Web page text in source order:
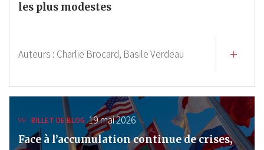
les plus modestes
Auteurs : Charlie Brocard, Basile Verdeau
BILLET DE BLOG 19 mai 2026
Face à l’accumulation continue de crises,